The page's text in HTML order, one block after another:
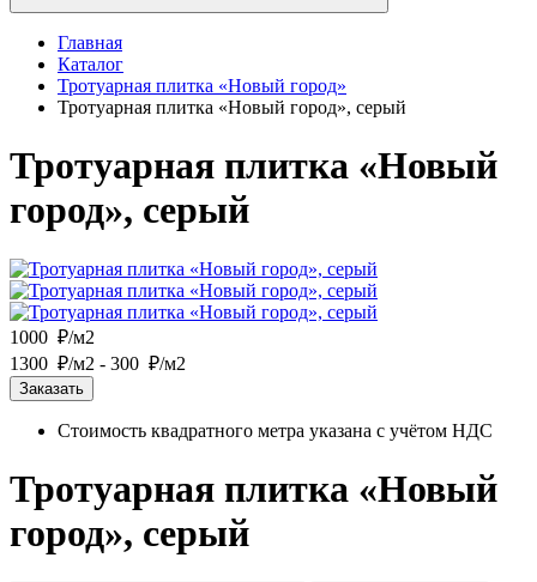
Главная
Каталог
Тротуарная плитка «Новый город»
Тротуарная плитка «Новый город», серый
Тротуарная плитка «Новый
город», серый
1000 ₽/м2
1300 ₽/м2 - 300 ₽/м2
Заказать
Стоимость квадратного метра указана с учётом НДС
Тротуарная плитка «Новый
город», серый